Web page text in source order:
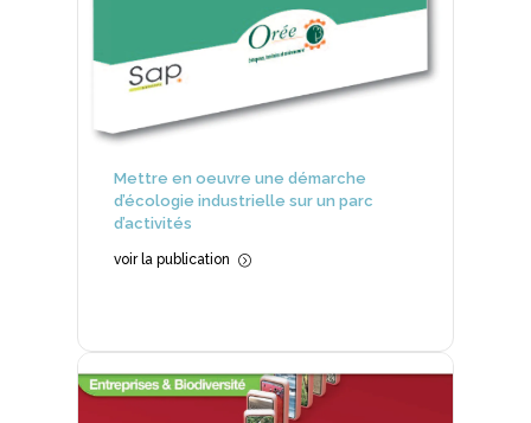
Mettre en oeuvre une démarche
d’écologie industrielle sur un parc
d’activités
voir la publication =